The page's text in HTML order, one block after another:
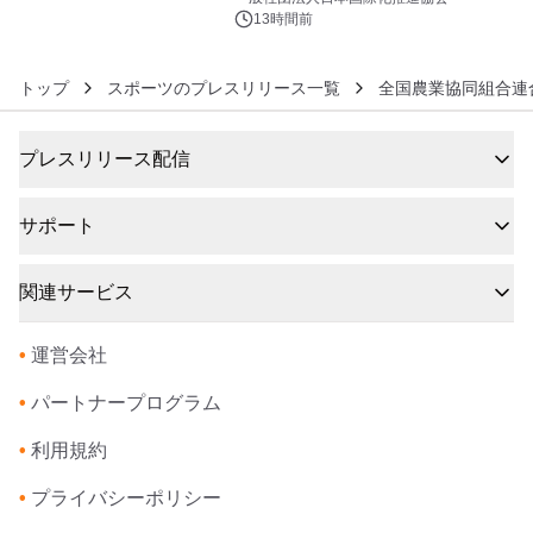
13時間前
トップ スポーツのプレスリリース一覧 全国農業協同組合連
プレスリリース配信
サポート
関連サービス
• 運営会社
• パートナープログラム
• 利用規約
• プライバシーポリシー